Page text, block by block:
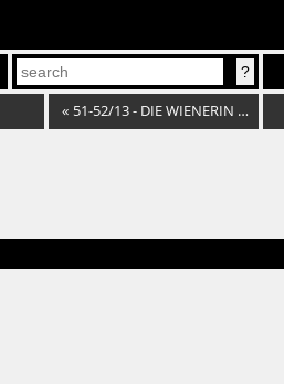
« 51-52/13 - DIE WIENERIN DES JAHRES